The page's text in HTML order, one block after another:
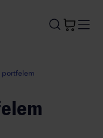
portfelem